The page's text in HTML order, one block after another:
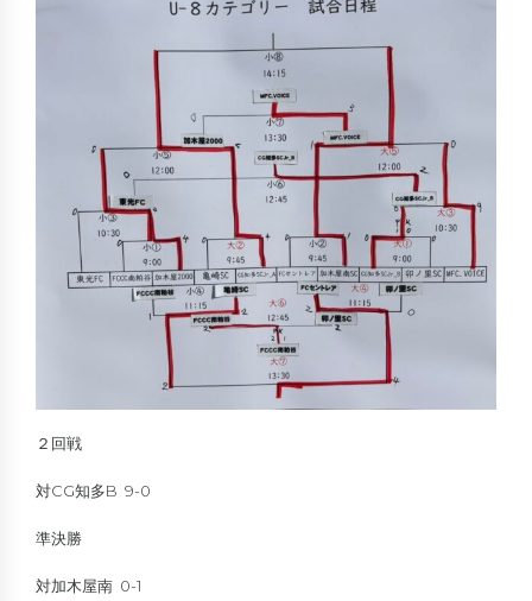
２回戦
対CG知多B 9-0
準決勝
対加木屋南 0-1